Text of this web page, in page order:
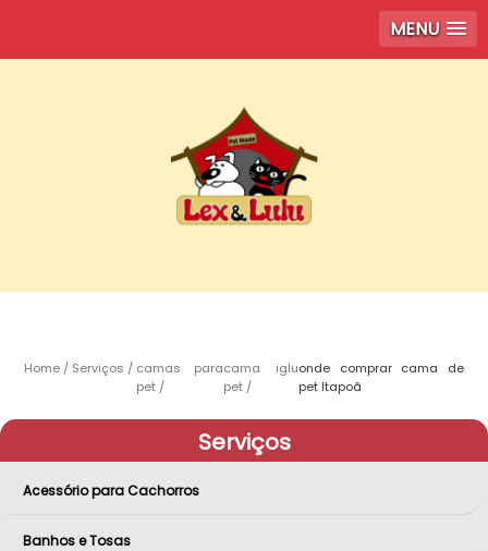
MENU
Home Serviços
camas para
pet
cama iglu
pet
onde comprar cama de
pet Itapoã
Serviços
Acessório para Cachorros
Banhos e Tosas